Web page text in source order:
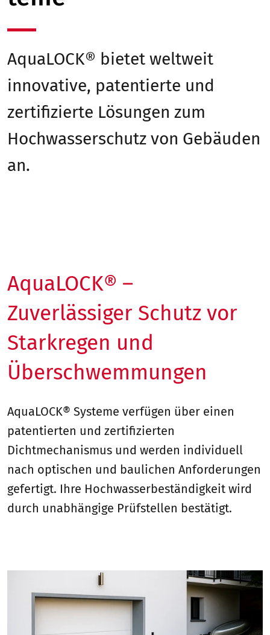
AquaLOCK® bietet weltweit
innovative, patentierte und
zertifizierte Lösungen zum
Hochwasserschutz von Gebäuden
an.
AquaLOCK® –
Zuverlässiger Schutz vor
Starkregen und
Überschwemmungen
AquaLOCK® Systeme verfügen über einen
patentierten und zertifizierten
Dichtmechanismus und werden individuell
nach optischen und baulichen Anforderungen
gefertigt. Ihre Hochwasserbeständigkeit wird
durch unabhängige Prüfstellen bestätigt.